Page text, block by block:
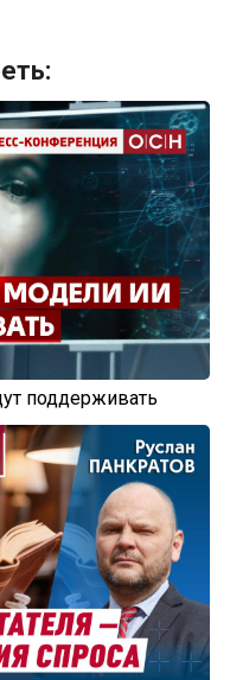
поддерживать